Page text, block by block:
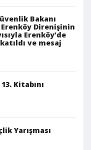
Bakanı
Direnişinin
Erenköy’de
ve mesaj
Kitabını
Yarışması